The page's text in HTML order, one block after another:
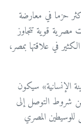
حزما في معارضة
مصرية قوية تتجاوز
في علاقتها بمصر،
الإنسانية» سيكون
من شروط التوصل إلى
المصري